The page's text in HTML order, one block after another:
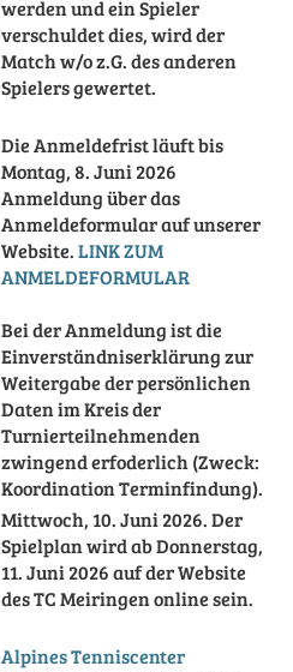
werden und ein Spieler
verschuldet dies, wird der
Match w/o z.G. des anderen
Spielers gewertet.
Die Anmeldefrist läuft bis
Montag, 8. Juni 2026
Anmeldung über das
Anmeldeformular auf unserer
Website.LINK ZUM
ANMELDEFORMULAR
Bei der Anmeldung ist die
Einverständniserklärung zur
Weitergabe der persönlichen
Daten im Kreis der
Turnierteilnehmenden
zwingend erfoderlich (Zweck:
Koordination Terminfindung).
Mittwoch, 10. Juni 2026. Der
Spielplan wird ab Donnerstag,
11. Juni 2026 auf der Website
des TC Meiringen online sein.
Alpines Tenniscenter